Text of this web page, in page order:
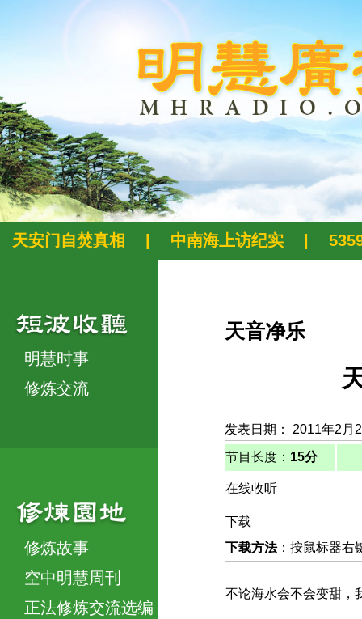
天安门自焚真相 中南海上访纪实
明慧时事
修炼交流
修炼故事
空中明慧周刊
正法修炼交流选编
天音净乐
发表日期： 2011年2月
节目长度： 15分
在线收听
下载
下载方法：按鼠标器右
不论海水会不会变甜，